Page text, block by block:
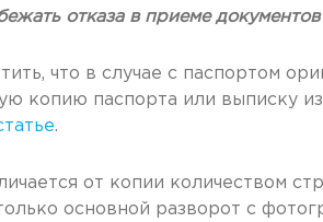
отказа в приеме
что в случае с паспортом
копию паспорта или выписку
.
от копии количеством
основной разворот с